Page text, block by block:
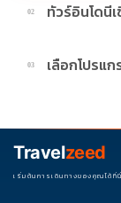
02 ทัวร์อินโดนี
บางโปรแกรมมีโ
บริษัทกำหนด สาม
03 เลือกโปรแ
ช่วงราคา ไม่ควร
Travelzeed
เริ่มต้นการเดินทางของคุณได้ที่นี่